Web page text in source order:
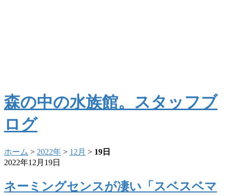
森の中の水族館。スタッフブ
ログ
ホーム > 2022年 > 12月 > 19日
2022年12月19日
ネーミングセンスが凄い「スベスベマ